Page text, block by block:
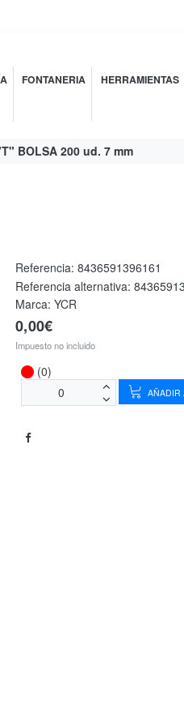
FONTANERIA HERRAMIENTAS
BOLSA 200 ud. 7 mm
Referencia: 8436591396161
Referencia alternativa:
Marca: YCR
0,00€
Impuesto no incluido
(0)
AÑADIR